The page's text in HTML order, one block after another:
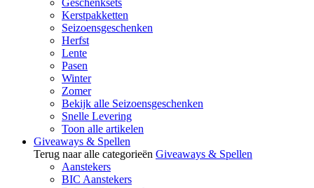
Geschenksets
Kerstpakketten
Seizoensgeschenken
Herfst
Lente
Pasen
Winter
Zomer
Bekijk alle Seizoensgeschenken
Snelle Levering
Toon alle artikelen
Giveaways & Spellen
Terug naar alle categorieën Giveaways & Spellen
Aanstekers
BIC Aanstekers